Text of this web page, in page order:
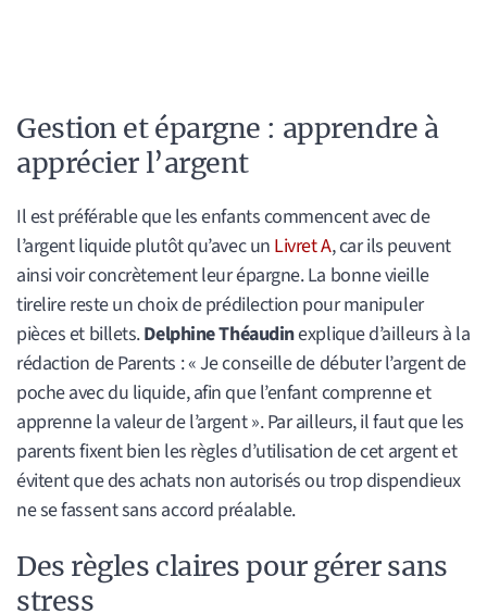
Gestion et épargne : apprendre à
apprécier l’argent
Il est préférable que les enfants commencent avec de
l’argent liquide plutôt qu’avec un Livret A, car ils peuvent
ainsi voir concrètement leur épargne. La bonne vieille
tirelire reste un choix de prédilection pour manipuler
pièces et billets.Delphine Théaudinexplique d’ailleurs à la
rédaction de Parents : « Je conseille de débuter l’argent de
poche avec du liquide, afin que l’enfant comprenne et
apprenne la valeur de l’argent ». Par ailleurs, il faut que les
parents fixent bien les règles d’utilisation de cet argent et
évitent que des achats non autorisés ou trop dispendieux
ne se fassent sans accord préalable.
Des règles claires pour gérer sans
stress